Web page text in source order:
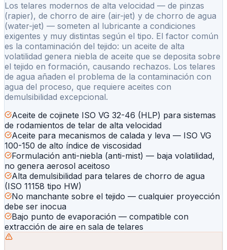
Los telares modernos de alta velocidad — de pinzas
(rapier), de chorro de aire (air-jet) y de chorro de agua
(water-jet) — someten al lubricante a condiciones
exigentes y muy distintas según el tipo. El factor común
es la contaminación del tejido: un aceite de alta
volatilidad genera niebla de aceite que se deposita sobre
el tejido en formación, causando rechazos. Los telares
de agua añaden el problema de la contaminación con
agua del proceso, que requiere aceites con
demulsibilidad excepcional.
Aceite de cojinete ISO VG 32-46 (HLP) para sistemas
de rodamientos de telar de alta velocidad
Aceite para mecanismos de calada y leva — ISO VG
100-150 de alto índice de viscosidad
Formulación anti-niebla (anti-mist) — baja volatilidad,
no genera aerosol aceitoso
Alta demulsibilidad para telares de chorro de agua
(ISO 11158 tipo HW)
No manchante sobre el tejido — cualquier proyección
debe ser inocua
Bajo punto de evaporación — compatible con
extracción de aire en sala de telares